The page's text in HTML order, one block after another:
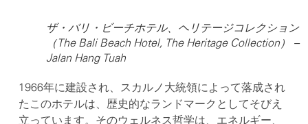
ザ・バリ・ビーチホテル、ヘリテージコレクション
（The Bali Beach Hotel, The Heritage Collection） –
Jalan Hang Tuah
1966年に建設され、スカルノ大統領によって落成され
たこのホテルは、歴史的なランドマークとしてそびえ
立っています。そのウェルネス哲学は、エネルギー、